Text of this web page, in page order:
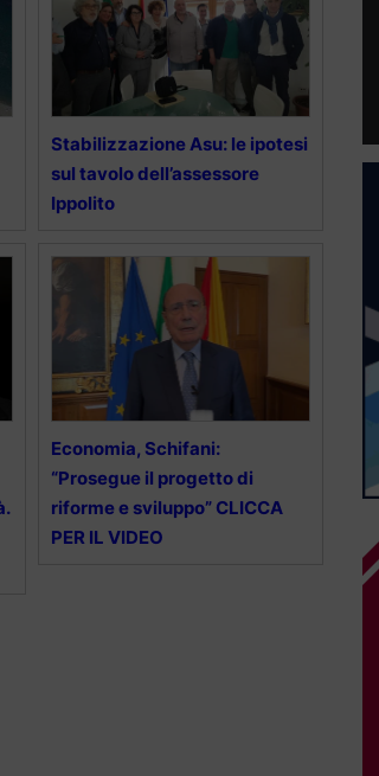
Stabilizzazione Asu: le ipotesi
sul tavolo dell’assessore
Ippolito
Economia, Schifani:
“Prosegue il progetto di
riforme e sviluppo” CLICCA
PER IL VIDEO